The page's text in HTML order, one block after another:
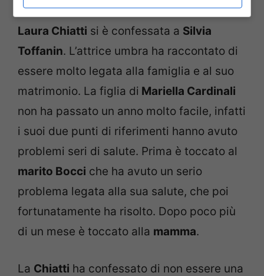
Di recente in un’intervista aVerissimo,
Laura Chiatti si è confessata a Silvia
Toffanin. L’attrice umbra ha raccontato di
essere molto legata alla famiglia e al suo
matrimonio. La figlia di Mariella Cardinali
non ha passato un anno molto facile, infatti
i suoi due punti di riferimenti hanno avuto
problemi seri di salute. Prima è toccato al
marito Bocci che ha avuto un serio
problema legata alla sua salute, che poi
fortunatamente ha risolto. Dopo poco più
di un mese è toccato alla mamma.
La Chiatti ha confessato di non essere una